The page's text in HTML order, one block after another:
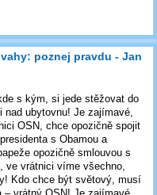
poznej pravdu - Jan
s kým, si jede stěžovat do
nad ubytovnu! Je zajímavé,
OSN, chce opozičně spojit
s Obamou a
opozičně smlouvou s
ve vrátnici víme všechno,
Kdo chce být světový, musí